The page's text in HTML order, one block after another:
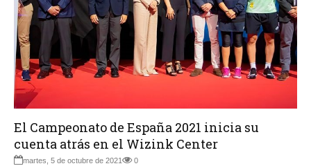
El Campeonato de España 2021 inicia su
cuenta atrás en el Wizink Center
martes, 5 de octubre de 2021 0